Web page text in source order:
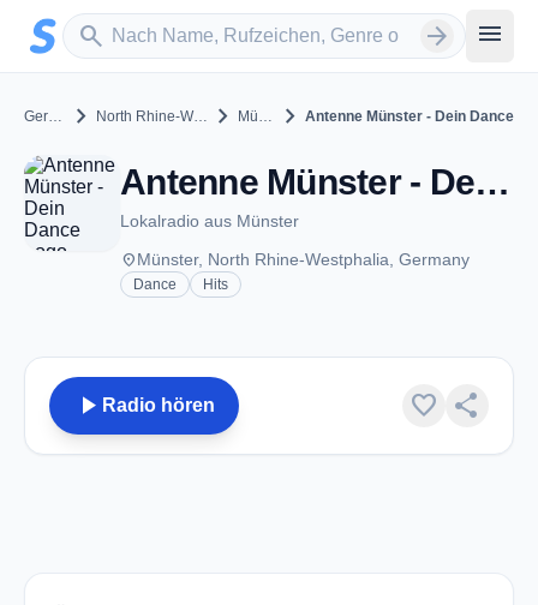
Zum Hauptinhalt springen
search
Sender suchen arrow_forward menu
Germany chevron_right North Rhine-Westphalia chevron_right Münster chevron_right Antenne Münster - Dein Dance
Antenne Münster - Dein Dance - Münster
Lokalradio aus Münster
placeMünster, North Rhine-Westphalia, Germany
Dance Hits
play_arrow Radio hören favorite share